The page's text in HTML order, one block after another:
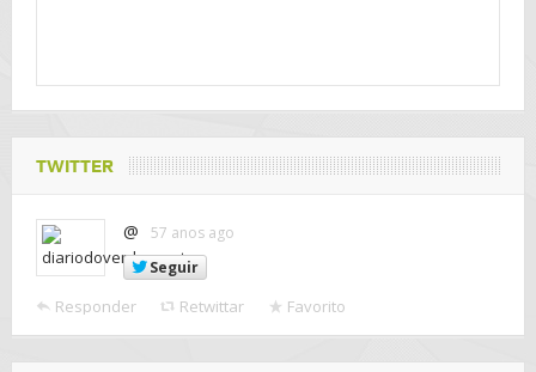
TWITTER
@
57 anos ago
Seguir
Responder Retwittar Favorito